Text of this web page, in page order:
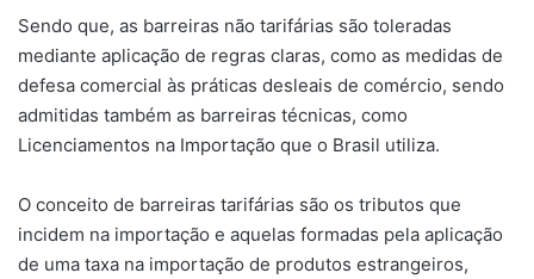
Sendo que, as barreiras não tarifárias são toleradas
mediante aplicação de regras claras, como as medidas de
defesa comercial às práticas desleais de comércio, sendo
admitidas também as barreiras técnicas, como
Licenciamentos na Importação que o Brasil utiliza.
O conceito de barreiras tarifárias são os tributos que
incidem na importação e aquelas formadas pela aplicação
de uma taxa na importação de produtos estrangeiros,